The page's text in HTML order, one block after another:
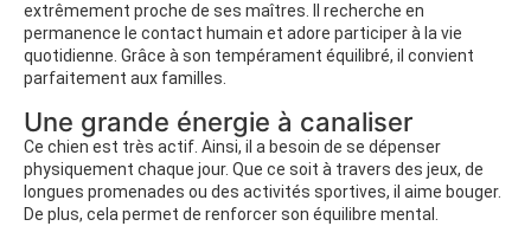
extrêmement proche de ses maîtres. Il recherche en
permanence le contact humain et adore participer à la vie
quotidienne. Grâce à son tempérament équilibré, il convient
parfaitement aux familles.
Une grande énergie à canaliser
Ce chien est très actif. Ainsi, il a besoin de se dépenser
physiquement chaque jour. Que ce soit à travers des jeux, de
longues promenades ou des activités sportives, il aime bouger.
De plus, cela permet de renforcer son équilibre mental.